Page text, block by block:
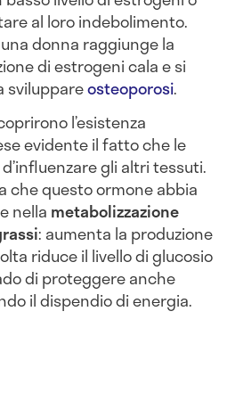
al loro indebolimento.
donna raggiunge la
di estrogeni cala e si
sviluppareosteoporosi.
l’esistenza
evidente il fatto che le
gli altri tessuti.
che questo ormone abbia
nella metabolizzazione
: aumenta la produzione
riduce il livello di glucosio
di proteggere anche
il dispendio di energia.